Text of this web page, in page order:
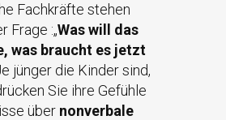
Fachkräfte stehen
Frage :„Was will das
was braucht es jetzt
jünger die Kinder sind,
Sie ihre Gefühle
über nonverbale